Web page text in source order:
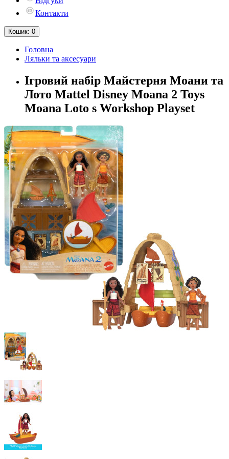
Контакти
Кошик: 0
Головна
Ляльки та аксесуари
Ігровий набір Майстерня Моани та
Лото Mattel Disney Moana 2 Toys
Moana Loto s Workshop Playset